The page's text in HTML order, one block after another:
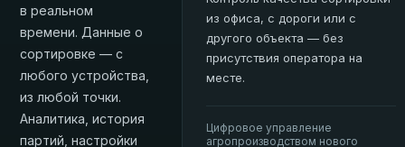
в реальном
времени. Данные о
сортировке — с
любого устройства,
из любой точки.
Аналитика, история
партий, настройки
из офиса, с дороги или с
другого объекта — без
присутствия оператора на
месте.
Цифровое управление
агропроизводством нового